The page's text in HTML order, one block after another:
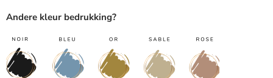
Andere kleur bedrukking?